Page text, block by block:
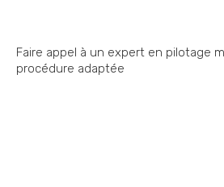
Faire appel à un expert en pilotage
procédure adaptée